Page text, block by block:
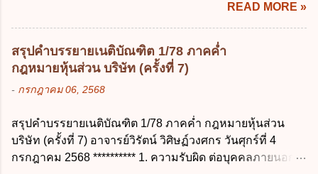
ลบข้อมูลส่วนบุคคล ข. ขอให้ทำลายข้อมูล
ส่วนบุคคล ค. ทำให้ข้อมูลส่วนบุคคลไม่
สามารถระบุถึงตนได้ ง. ถูกทุกข้อ ข้อ 45
เงื่อนไข ในการใช้สิทธิลบข้อมูลส่วนบุคคล ข้อ
ส่วนบุคคลที่ไม่สมบูรณ์ ค. เจ้าของข้อมูลส่วน
บุคคลถอนความยินยอมในการเก็บรวบรวม
ใช้หรือเปิดเผยข้อมูลส่วนบุคคล ง. ข้อมูลส่วน
บุคคลได้ถูกใช้ประมวลผลโดยไม่ชอบด้วย
ปฏิบัติการวิจัย หรือดูงาน ข้อ 12 ข้อใด ไม่ ถูก
ต้องเกี่ยวกับการลาไปช่วยเหลือภริยาที่คลอด
บุตร ก. ต้องเป็นภริยาโดยชอบด้วยกฎหมาย ข.
ลาได้เพียงครั้งเดียว ค. ต้องลาภายใน 90 วัน
นับแต่วันที่คลอดบุตร ง. ลาได้ครั้งหนึ่งติดต่อ
กันไม่เกิน 15 วันทำการ ข้อ 13 สิทธิลากิจส่วน
เกิน 90 วัน ข. ลาต่อเนื่องจากการคลอดบุตรได้
ไม่เกิน 90 วันทำการ ค. ลาได้ไม่เกิน 120 วัน
ง. ลาต่อเนื่องจากการคลอดบุตรได้ไม่เกิน 150
READ MORE »
สรุปคำบรรยายเนติบัณฑิต 1/78 ภาคค่ำ
กฎหมายหุ้นส่วน บริษัท (ครั้งที่ 7)
- กรกฎาคม 06, 2568
สรุปคำบรรยายเนติบัณฑิต 1/78 ภาคค่ำ กฎหมายหุ้นส่วน
บริษัท (ครั้งที่ 7) อาจารย์วิรัตน์ วิศิษฏ์วงศกร วันศุกร์ที่ 4
กรกฎาคม 2568 ********** 1. ความรับผิด ต่อบุคคลภายนอก